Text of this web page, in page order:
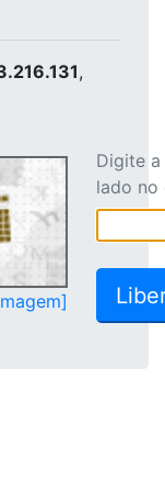
,
Digite
lado no